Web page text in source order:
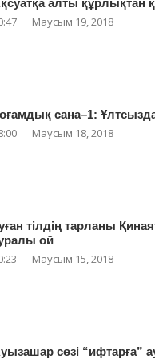
Маусым 19, 2018
сана–1:
Маусым 18, 2018
тілдің тарланы
ой
Маусым 15, 2018
сөзі “ифтарға”